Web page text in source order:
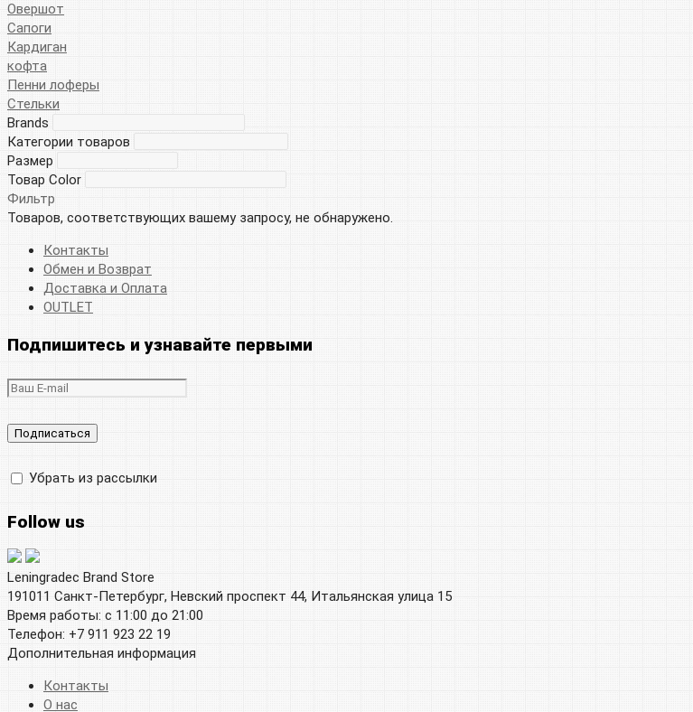
Овершот
Сапоги
Кардиган
кофта
Пенни лоферы
Стельки
Brands
Категории товаров
Размер
Товар Color
Фильтр
Товаров, соответствующих вашему запросу, не обнаружено.
Контакты
Обмен и Возврат
Доставка и Оплата
OUTLET
Подпишитесь и узнавайте первыми
Убрать из рассылки
Follow us
Leningradec Brand Store
191011 Санкт-Петербург, Невский проспект 44, Итальянская улица 15
Время работы: с 11:00 до 21:00
Телефон: +7 911 923 22 19
Дополнительная информация
Контакты
О нас